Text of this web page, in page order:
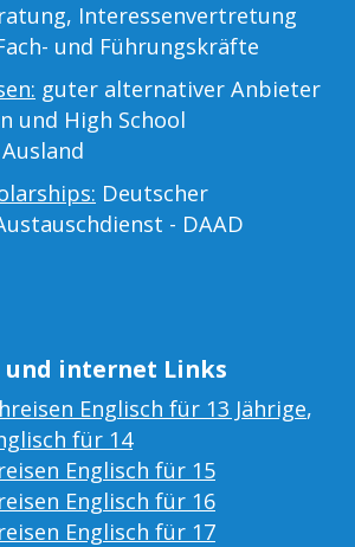
Interessenvertretung
und Führungskräfte
guter alternativer Anbieter
und High School
Deutscher
- DAAD
und internet Links
Englisch für 13 Jährige,
für 14
Englisch für 15
Englisch für 16
Englisch für 17